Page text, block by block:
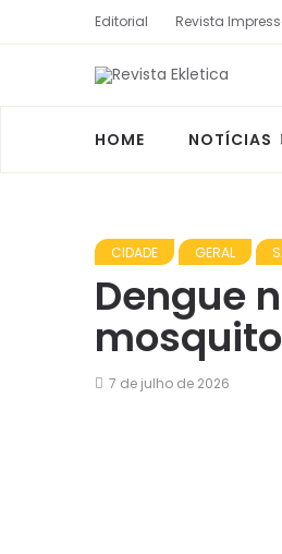
Editorial Revista
HOME NOTÍCIAS
CIDADE GERAL
Dengue
7 de julho de 2026